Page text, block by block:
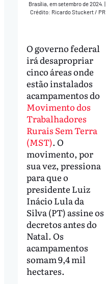
Brasília, em setembro de 2024.
Crédito: Ricardo Stuckert / PR
O governo federal
irá desapropriar
cinco áreas onde
estão instalados
acampamentos do
Movimento dos
Trabalhadores
Rurais Sem Terra
(MST). O
movimento, por
sua vez, pressiona
para que o
presidente Luiz
Inácio Lula da
Silva (PT) assine os
decretos antes do
Natal. Os
acampamentos
somam 9,4 mil
hectares.